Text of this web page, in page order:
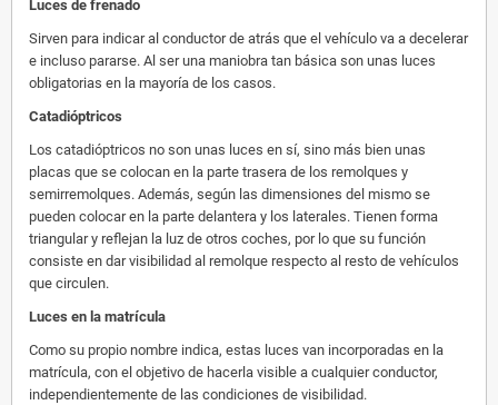
Luces de frenado
Sirven para indicar al conductor de atrás que el vehículo va a decelerar
e incluso pararse. Al ser una maniobra tan básica son unas luces
obligatorias en la mayoría de los casos.
Catadióptricos
Los catadióptricos no son unas luces en sí, sino más bien unas
placas que se colocan en la parte trasera de los remolques y
semirremolques. Además, según las dimensiones del mismo se
pueden colocar en la parte delantera y los laterales. Tienen forma
triangular y reflejan la luz de otros coches, por lo que su función
consiste en dar visibilidad al remolque respecto al resto de vehículos
que circulen.
Luces en la matrícula
Como su propio nombre indica, estas luces van incorporadas en la
matrícula, con el objetivo de hacerla visible a cualquier conductor,
independientemente de las condiciones de visibilidad.